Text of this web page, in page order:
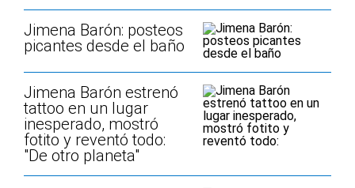
Jimena Barón: posteos
picantes desde el baño
Jimena Barón estrenó
tattoo en un lugar
inesperado, mostró
fotito y reventó todo:
"De otro planeta"